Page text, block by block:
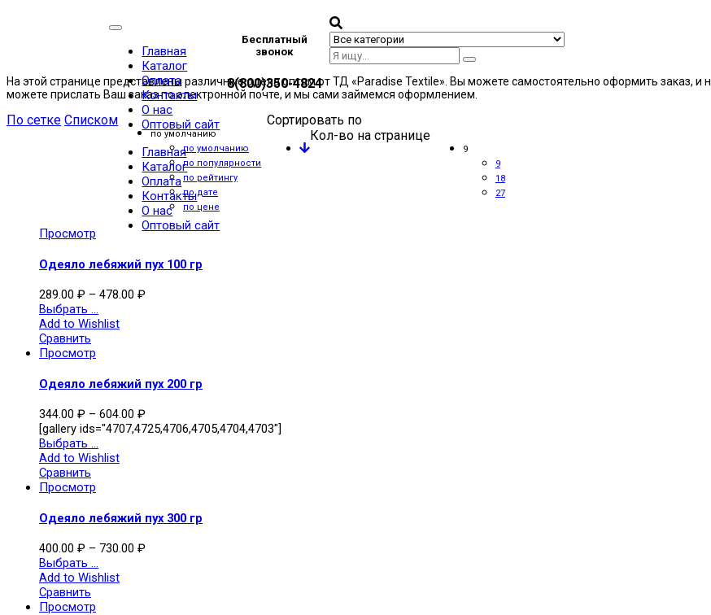
Categories
Главная
Каталог
Оплата
Контакты
О нас
Оптовый сайт
Главная
Каталог
Оплата
Контакты
О нас
Оптовый сайт
Бесплатный
звонок
8(800)350-4824
Лебяжий пух (иск.).
На этой странице представлены различные одела оптом от ТД «Paradise Textile». Вы можете самостоятельно оформить заказ,
можете прислать Ваш заказ по электронной почте, и мы сами займемся оформлением.
По сетке Списком Сортировать по
по умолчанию
по умолчанию
по популярности
по рейтингу
по дате
по цене
Кол-во на странице
9
9
18
27
Просмотр
Одеяло лебяжий пух 100 гр
289.00 ₽ – 478.00 ₽
Выбрать ...
Add to Wishlist
Сравнить
Просмотр
Одеяло лебяжий пух 200 гр
344.00 ₽ – 604.00 ₽
[gallery ids="4707,4725,4706,4705,4704,4703"]
Выбрать ...
Add to Wishlist
Сравнить
Просмотр
Одеяло лебяжий пух 300 гр
400.00 ₽ – 730.00 ₽
Выбрать ...
Add to Wishlist
Сравнить
Просмотр